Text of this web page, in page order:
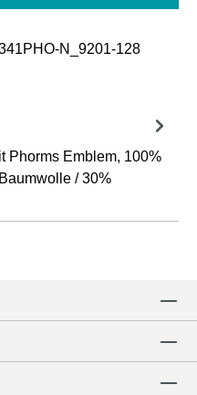
N_9201-128
Phorms Emblem, 100%
/ 30%